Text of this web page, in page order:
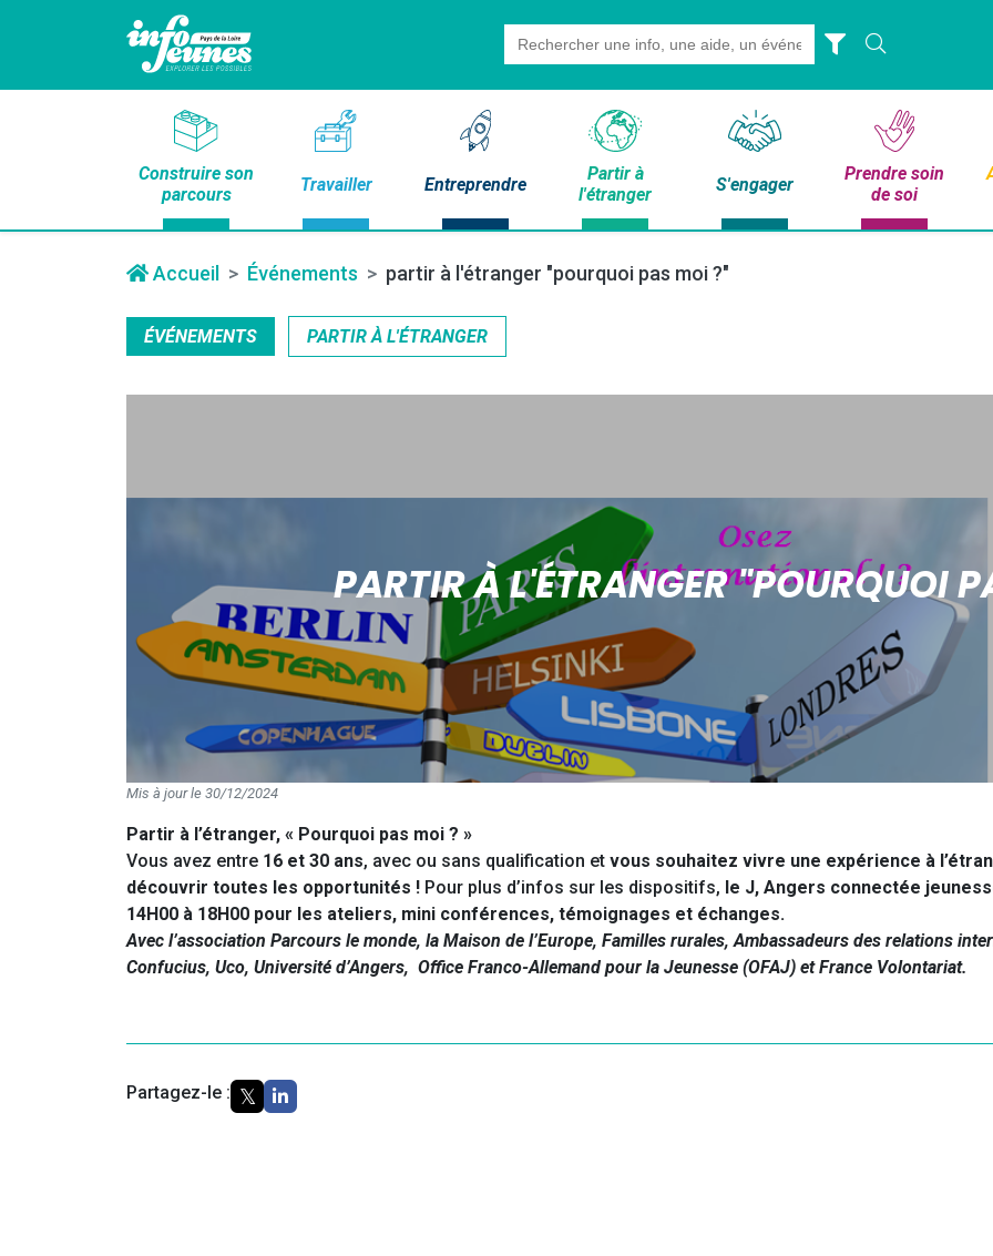
Search
for:
Construire son
parcours
Travailler Entreprendre
Partir à
l'étranger
S'engager
Prendre soin
de soi
Accueil Événements partir à l'étranger "pourquoi pas moi ?"
ÉVÉNEMENTS PARTIR À L'ÉTRANGER
PARTIR À L'ÉTRANGER "POURQUOI
Mis à jour le 30/12/2024
Partir à l’étranger, « Pourquoi pas moi ? »
Vous avez entre 16 et 30 ans, avec ou sans qualification et vous souhaitez vivre une expérience à
découvrir toutes les opportunités ! Pour plus d’infos sur les dispositifs, le J, Angers connectée
14H00 à 18H00 pour les ateliers, mini conférences, témoignages et échanges.
Avec l’association Parcours le monde, la Maison de l’Europe, Familles rurales, Ambassadeurs des relations
Confucius, Uco, Université d’Angers, Office Franco-Allemand pour la Jeunesse (OFAJ) et France Volontariat.
Partagez-le :